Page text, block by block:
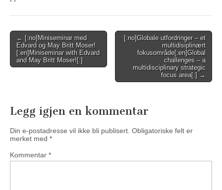
Post
navigation
← [:no]Miniseminar med
Edvard og May Britt Moser!
[:en]Miniseminar with Edvard
and May Britt Moser![:]
[:no]Globale utfordringer – et
multidisiplinært
fokusområde[:en]Global
challenges – a
multidisciplinary strategic
focus area[:] →
Legg igjen en kommentar
Din e-postadresse vil ikke bli publisert. Obligatoriske felt er
merket med *
Kommentar *